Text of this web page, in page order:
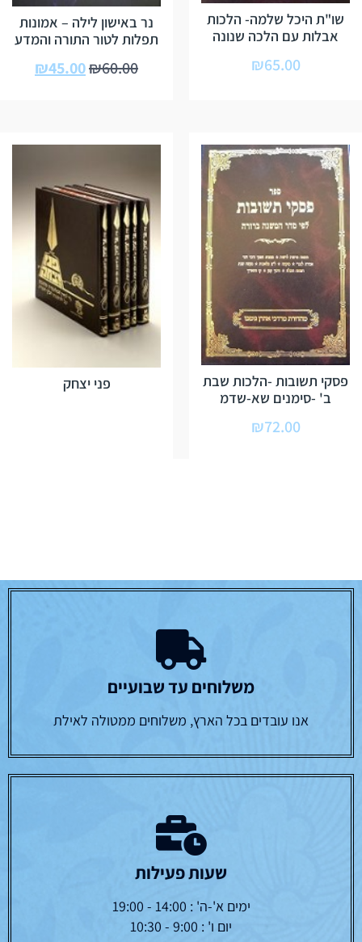
שו"ת היכל שלמה- הלכות
אבלות עם הלכה שנונה
₪65.00
נר באישון לילה – אמונות
תפלות לטור התורה והמדע
₪60.00
₪45.00
פסקי תשובות -הלכות שבת
ב' -סימנים שא-שדמ
₪72.00
פני יצחק
משלוחים עד שבועיים
אנו עובדים בכל הארץ, משלוחים ממטולה לאילת
שעות פעילות
ימים א'-ה' : 14:00 - 19:00
יום ו' : 9:00 - 10:30